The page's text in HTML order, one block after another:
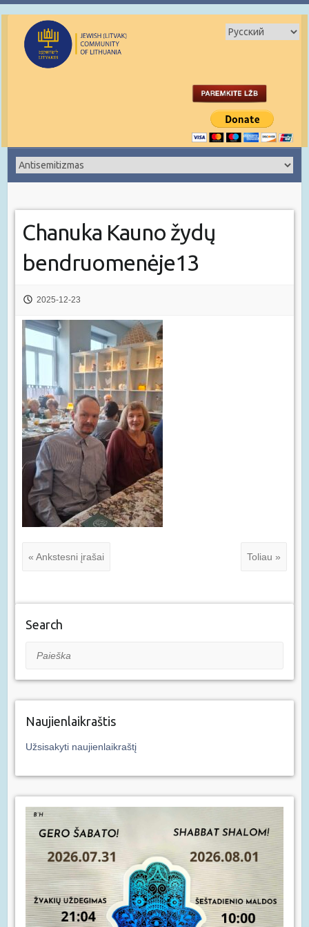
Chanuka Kauno žydų
bendruomenėje13
2025-12-23
« Ankstesni įrašai Toliau »
Search
Paieška
Naujienlaikraštis
Užsisakyti naujienlaikraštį